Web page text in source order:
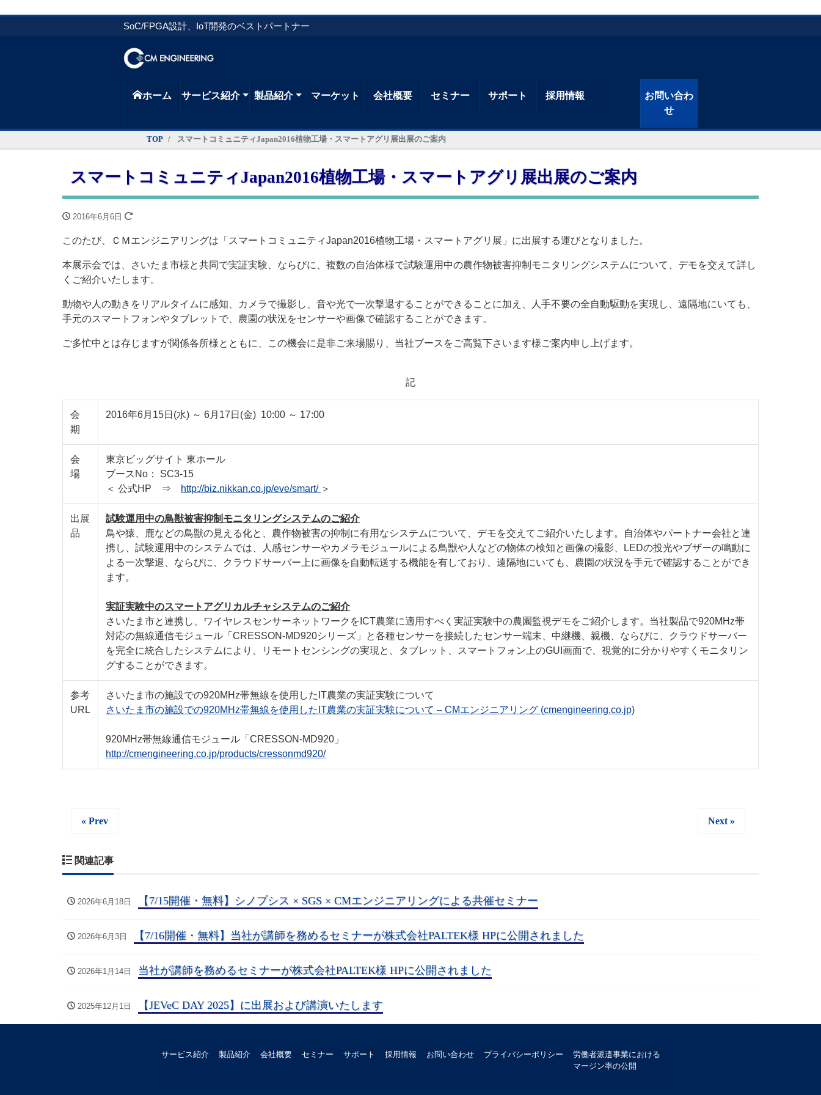
SoC/FPGA設計、IoT開発のベストパートナー
ホーム サービス紹介 製品紹介 マーケット 会社概要 セミナー サポート 採用情報
お問い合わ
せ
TOP スマートコミュニティJapan2016植物工場・スマートアグリ展出展のご案内
スマートコミュニティJapan2016植物工場・スマートアグリ展出展のご案内
2016年6月6日
このたび、ＣＭエンジニアリングは「スマートコミュニティJapan2016植物工場・スマートアグリ展」に出展する運びとなりました。
本展示会では、さいたま市様と共同で実証実験、ならびに、複数の自治体様で試験運用中の農作物被害抑制モニタリングシステムについて、デモを交えて詳し
くご紹介いたします。
動物や人の動きをリアルタイムに感知、カメラで撮影し、音や光で一次撃退することができることに加え、人手不要の全自動駆動を実現し、遠隔地にいても、
手元のスマートフォンやタブレットで、農園の状況をセンサーや画像で確認することができます。
ご多忙中とは存じますが関係各所様とともに、この機会に是非ご来場賜り、当社ブースをご高覧下さいます様ご案内申し上げます。
記
会
期
2016年6月15日(水) ～ 6月17日(金) 10:00 ～ 17:00
会
場
東京ビッグサイト 東ホール
ブースNo： SC3-15
＜ 公式HP ⇒
http://biz.nikkan.co.jp/eve/smart/ ＞
出展
品
試験運用中の鳥獣被害抑制モニタリングシステムのご紹介
鳥や猿、鹿などの鳥獣の見える化と、農作物被害の抑制に有用なシステムについて、デモを交えてご紹介いたします。自治体やパートナー会社と連
携し、試験運用中のシステムでは、人感センサーやカメラモジュールによる鳥獣や人などの物体の検知と画像の撮影、LEDの投光やブザーの鳴動に
よる一次撃退、ならびに、クラウドサーバー上に画像を自動転送する機能を有しており、遠隔地にいても、農園の状況を手元で確認することができ
ます。
実証実験中のスマートアグリカルチャシステムのご紹介
さいたま市と連携し、ワイヤレスセンサーネットワークをICT農業に適用すべく実証実験中の農園監視デモをご紹介します。当社製品で920MHz帯
対応の無線通信モジュール「CRESSON-MD920シリーズ」と各種センサーを接続したセンサー端末、中継機、親機、ならびに、クラウドサーバー
を完全に統合したシステムにより、リモートセンシングの実現と、タブレット、スマートフォン上のGUI画面で、視覚的に分かりやすくモニタリン
グすることができます。
参考
URL
さいたま市の施設での920MHz帯無線を使用したIT農業の実証実験について
さいたま市の施設での920MHz帯無線を使用したIT農業の実証実験について – CMエンジニアリング (cmengineering.co.jp)
920MHz帯無線通信モジュール「CRESSON-MD920」
http://cmengineering.co.jp/products/cressonmd920/
« Prev Next »
関連記事
2026年6月18日 【7/15開催・無料】シノプシス × SGS × CMエンジニアリングによる共催セミナー
2026年6月3日 【7/16開催・無料】当社が講師を務めるセミナーが株式会社PALTEK様 HPに公開されました
2026年1月14日 当社が講師を務めるセミナーが株式会社PALTEK様 HPに公開されました
2025年12月1日 【JEVeC DAY 2025】に出展および講演いたします
サービス紹介 製品紹介 会社概要 セミナー サポート 採用情報 お問い合わせ プライバシーポリシー
労働者派遣事業における
マージン率の公開